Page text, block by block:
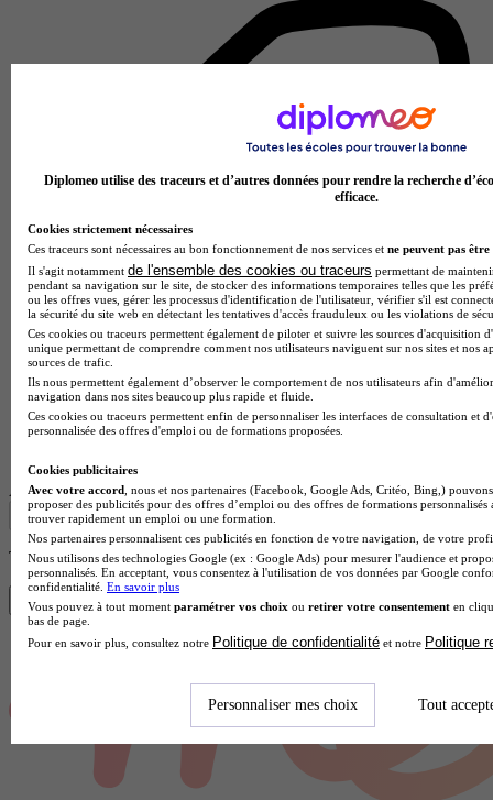
Lycée professionnel
Afficher plus de résultats
Trouve ton BAC Pro en 1 min avec Diplomeo !
Trouver mon école
Diplomeo utilise des traceurs et d’autres données pour rendre la recherche
efficace.
Cookies strictement nécessaires
Ces traceurs sont nécessaires au bon fonctionnement de nos services et ne peuvent pas être
Il s'agit notamment de l'ensemble des cookies ou traceurs permettant de
pendant sa navigation sur le site, de stocker des informations temporaires telles que les
ou les offres vues, gérer les processus d'identification de l'utilisateur, vérifier s'il est
la sécurité du site web en détectant les tentatives d'accès frauduleux ou les violations de
Ces cookies ou traceurs permettent également de piloter et suivre les sources d'acquisition
unique permettant de comprendre comment nos utilisateurs naviguent sur nos sites et nos
sources de trafic.
Ils nous permettent également d’observer le comportement de nos utilisateurs afin
navigation dans nos sites beaucoup plus rapide et fluide.
Ces cookies ou traceurs permettent enfin de personnaliser les interfaces de consultation et
personnalisée des offres d'emploi ou de formations proposées.
Cookies publicitaires
Avec votre accord , nous et nos partenaires (Facebook, Google Ads, Critéo, Bing,)
proposer des publicités pour des offres d’emploi ou des offres de formations
trouver rapidement un emploi ou une formation.
Nos partenaires personnalisent ces publicités en fonction de votre navigation, de votre
Nous utilisons des technologies Google (ex : Google Ads) pour mesurer l'audience et
personnalisés. En acceptant, vous consentez à l'utilisation de vos données par Google
confidentialité. En savoir plus
Vous pouvez à tout moment paramétrer vos choix ou retirer votre consentement en
bas de page.
Pour en savoir plus, consultez notre Politique de confidentialité et notre Politique
Personnaliser mes choix Tout